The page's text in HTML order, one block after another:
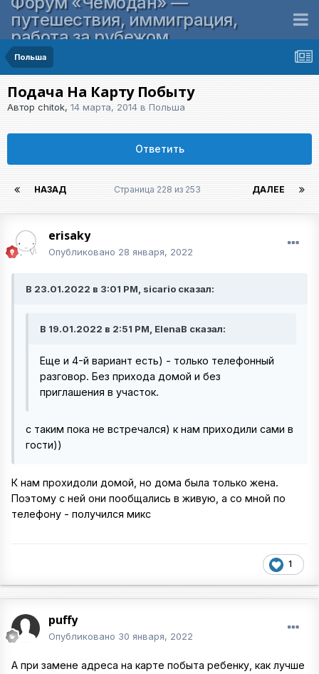
путешествия, иммиграция,
работа за рубежом
Польша
Подача На Карту Побыту
Автор chitok, 14 марта, 2014 в Польша
Ответить
НАЗАД ДАЛЕЕ
Страница 228 из 253
erisaky
Опубликовано 28 января, 2022
В 23.01.2022 в 3:01 PM, sicario сказал:
В 19.01.2022 в 2:51 PM, ElenaB сказал:
Еще и 4-й вариант есть) - только телефонный
разговор. Без прихода домой и без
приглашения в участок.
c таким пока не встречался) к нам приходили сами в
гости))
К нам прохидоли домой, но дома была только жена.
Поэтому с ней они пообщались в живую, а со мной по
телефону - получился микс
1
puffy
Опубликовано 30 января, 2022
А при замене адреса на карте побыта ребенку, как лучше